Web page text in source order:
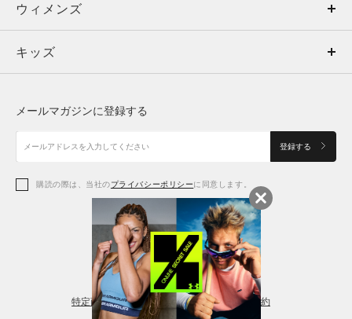
ウィメンズ
キッズ
アクセサリー
トップス
ボトムス
アクセサリー
ウィメンズ
トップス
シューズ
アクセサリー
レギンス＆タイツ
キッズ
シューズ
メールマガジンに登録する
登録する
購読の際は、当社のプライバシーポリシーに同意します。
特定商取引法に基づく通販の表記 会員規約